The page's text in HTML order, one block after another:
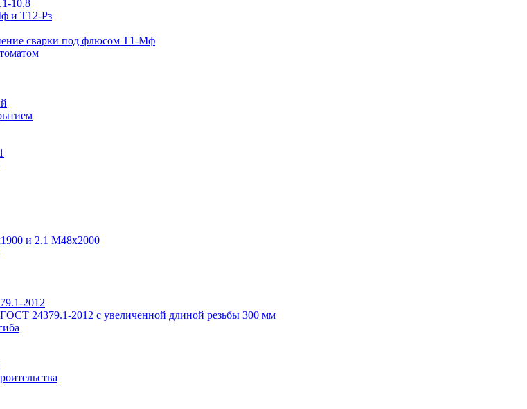
10.8
и Т12-Рз
сварки под флюсом Т1-Мф
и 2.1 М48х2000
2012
24379.1-2012 с увеличенной длиной резьбы 300 мм